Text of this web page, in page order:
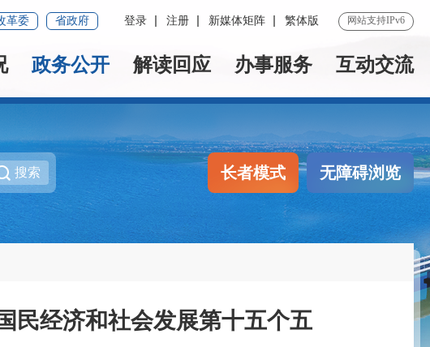
革委 省政府 登录 注册 新媒体矩阵 繁体版 网站支持IPv6
政务公开 解读回应 办事服务 互动交流
搜索 长者模式 无障碍浏览
民经济和社会发展第十五个五